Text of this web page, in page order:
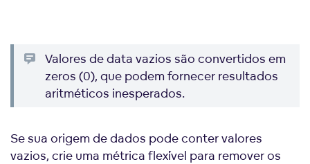
Valores de data vazios são convertidos em
zeros (0), que podem fornecer resultados
aritméticos inesperados.
Se sua origem de dados pode conter valores
vazios, crie uma métrica flexível para remover os